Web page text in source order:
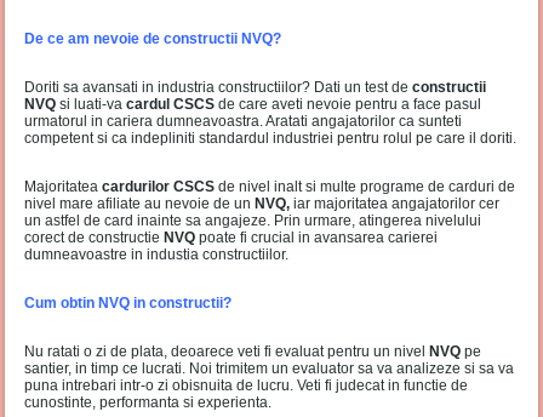
De ce am nevoie de constructii NVQ?
Doriti sa avansati in industria constructiilor? Dati un test deconstructii
NVQ si luati-vacardul CSCS de care aveti nevoie pentru a face pasul
urmatorul in cariera dumneavoastra. Aratati angajatorilor ca sunteti
competent si ca indepliniti standardul industriei pentru rolul pe care il doriti.
Majoritateacardurilor CSCS de nivel inalt si multe programe de carduri de
nivel mare afiliate au nevoie de unNVQ, iar majoritatea angajatorilor cer
un astfel de card inainte sa angajeze. Prin urmare, atingerea nivelului
corect de constructieNVQ poate fi crucial in avansarea carierei
dumneavoastre in industia constructiilor.
Cum obtin NVQ in constructii?
Nu ratati o zi de plata, deoarece veti fi evaluat pentru un nivelNVQ pe
santier, in timp ce lucrati. Noi trimitem un evaluator sa va analizeze si sa va
puna intrebari intr-o zi obisnuita de lucru. Veti fi judecat in functie de
cunostinte, performanta si experienta.